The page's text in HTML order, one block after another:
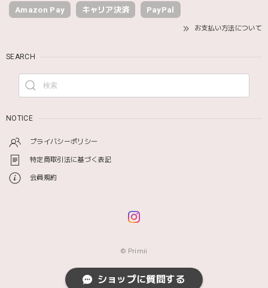
Amazon Pay キャリア決済 PayPal
お支払い方法について
SEARCH
NOTICE
プライバシーポリシー
特定商取引法に基づく表記
会員規約
© Primii
ショップに質問する